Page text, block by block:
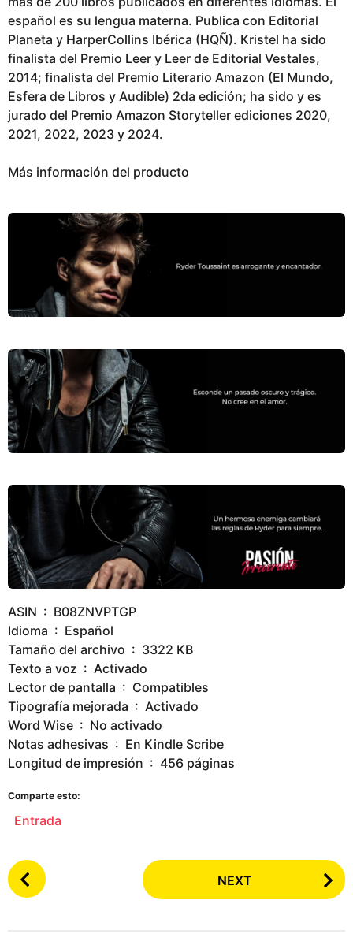
español es su lengua materna. Publica con Editorial
Planeta y HarperCollins Ibérica (HQÑ). Kristel ha sido
finalista del Premio Leer y Leer de Editorial Vestales,
2014; finalista del Premio Literario Amazon (El Mundo,
Esfera de Libros y Audible) 2da edición; ha sido y es
jurado del Premio Amazon Storyteller ediciones 2020,
2021, 2022, 2023 y 2024.
Más información del producto
ASIN ‏ : ‎ B08ZNVPTGP
Idioma ‏ : ‎ Español
Tamaño del archivo ‏ : ‎ 3322 KB
Texto a voz ‏ : ‎ Activado
Lector de pantalla ‏ : ‎ Compatibles
Tipografía mejorada ‏ : ‎ Activado
Word Wise ‏ : ‎ No activado
Notas adhesivas ‏ : ‎ En Kindle Scribe
Longitud de impresión ‏ : ‎ 456 páginas
Comparte esto:
Entrada
P
o
NEXT